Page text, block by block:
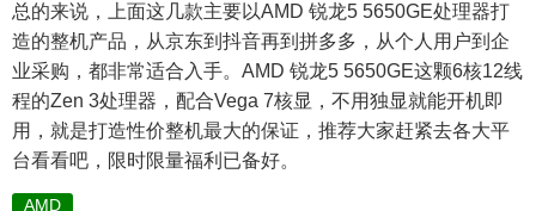
总的来说，上面这几款主要以AMD 锐龙5 5650GE处理器打
造的整机产品，从京东到抖音再到拼多多，从个人用户到企
业采购，都非常适合入手。AMD 锐龙5 5650GE这颗6核12线
程的Zen 3处理器，配合Vega 7核显，不用独显就能开机即
用，就是打造性价整机最大的保证，推荐大家赶紧去各大平
台看看吧，限时限量福利已备好。
AMD